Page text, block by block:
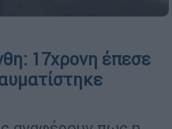
17χρονη έπεσε